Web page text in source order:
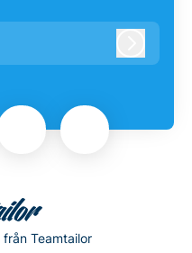
från Teamtailor